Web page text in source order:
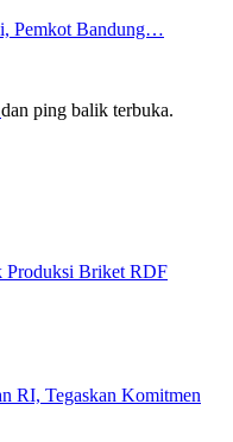
Pemkot Bandung…
dan ping balik terbuka.
Produksi Briket RDF
RI, Tegaskan Komitmen